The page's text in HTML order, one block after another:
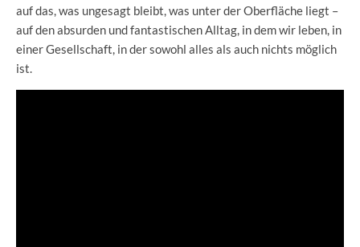
auf das, was ungesagt bleibt, was unter der Oberfläche liegt –
auf den absurden und fantastischen Alltag, in dem wir leben, in
einer Gesellschaft, in der sowohl alles als auch nichts möglich
ist.